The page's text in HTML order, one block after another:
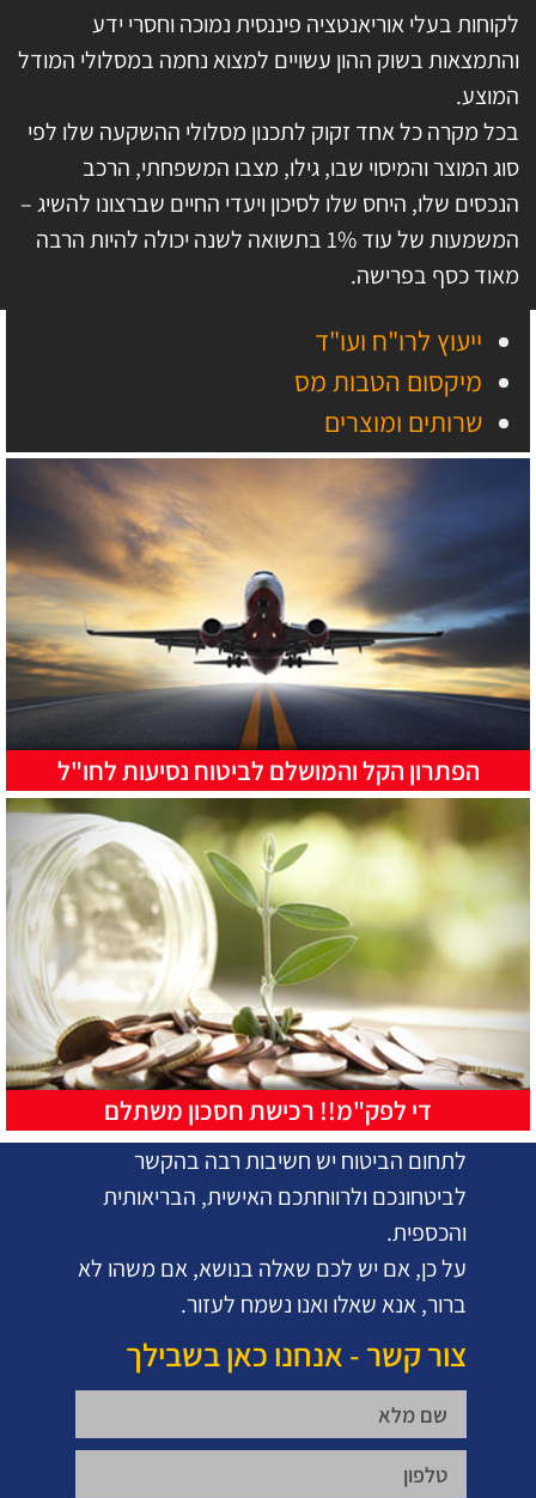
לקוחות בעלי אוריאנטציה פיננסית נמוכה וחסרי ידע
והתמצאות בשוק ההון עשויים למצוא נחמה במסלולי המודל
המוצע.
בכל מקרה כל אחד זקוק לתכנון מסלולי ההשקעה שלו לפי
סוג המוצר והמיסוי שבו, גילו, מצבו המשפחתי, הרכב
הנכסים שלו, היחס שלו לסיכון ויעדי החיים שברצונו להשיג –
המשמעות של עוד 1% בתשואה לשנה יכולה להיות הרבה
מאוד כסף בפרישה.
ייעוץ לרו"ח ועו"ד
מיקסום הטבות מס
שרותים ומוצרים
הפתרון הקל והמושלם לביטוח נסיעות לחו"ל
די לפק"מ!! רכישת חסכון משתלם
לתחום הביטוח יש חשיבות רבה בהקשר
לביטחונכם ולרווחתכם האישית, הבריאותית
והכספית.
על כן, אם יש לכם שאלה בנושא, אם משהו לא
ברור, אנא שאלו ואנו נשמח לעזור.
צור קשר - אנחנו כאן בשבילך